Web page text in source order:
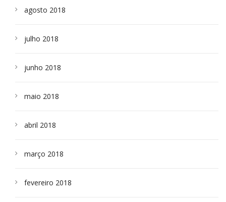
agosto 2018
julho 2018
junho 2018
maio 2018
abril 2018
março 2018
fevereiro 2018